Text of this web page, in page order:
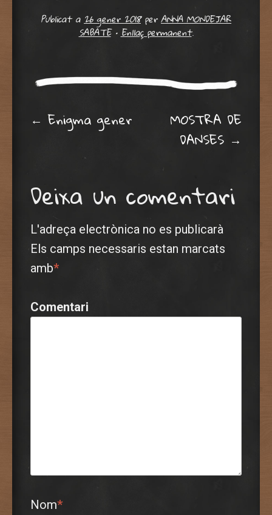
Publicat a26 gener 2018perANNA MONDEJAR
SABATE •Enllaç permanent.
Post navigation
← Enigma gener
MOSTRA DE
DANSES →
Deixa un comentari
L'adreça electrònica no es publicarà
Els camps necessaris estan marcats
amb*
Comentari
Nom*